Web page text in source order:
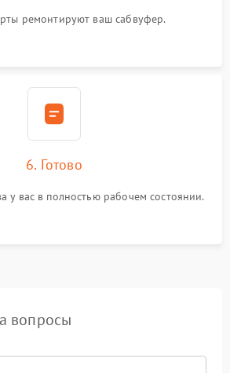
ремонтируют ваш сабвуфер.
6. Готово
у вас в полностью рабочем состоянии.
вопросы